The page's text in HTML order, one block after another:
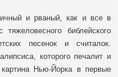
и рваный, как и все в
тяжеловесного библейского
песенок и считалок.
которого печалит и
Нью-Йорка в первые